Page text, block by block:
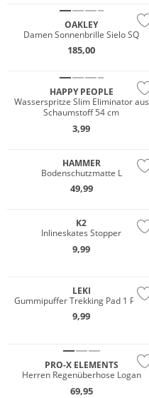
OAKLEY
Damen Sonnenbrille Sielo SQ
185,00
HAPPY PEOPLE
Wasserspritze Slim Eliminator aus
Schaumstoff 54 cm
3,99
HAMMER
Bodenschutzmatte L
49,99
K2
Inlineskates Stopper
9,99
LEKI
Gummipuffer Trekking Pad 1 Paar
9,99
PRO-X ELEMENTS
Herren Regenüberhose Logan
69,95